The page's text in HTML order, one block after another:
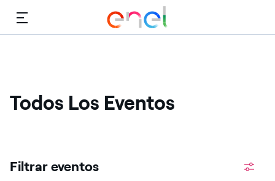
Menú
Todos Los Eventos
Filtrar eventos